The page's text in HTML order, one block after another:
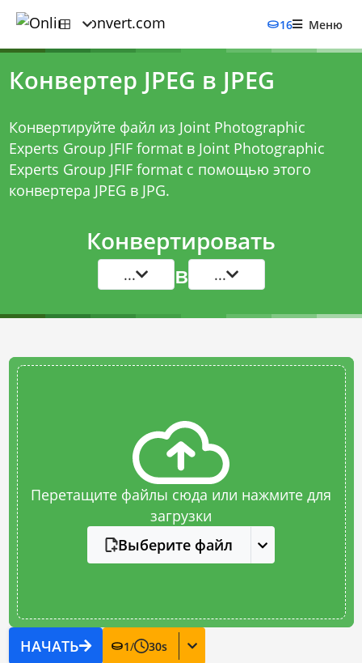
16 Меню
Конвертер JPEG в JPEG
Конвертируйте файл из Joint Photographic
Experts Group JFIF format в Joint Photographic
Experts Group JFIF format с помощью этого
конвертера JPEG в JPG.
Конвертировать
... в ...
Перетащите файлы сюда или нажмите для
загрузки
Выберите файл
НАЧАТЬ 1/ 30s